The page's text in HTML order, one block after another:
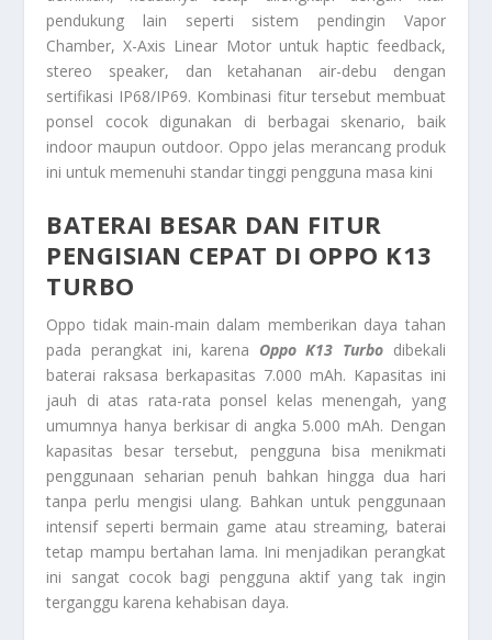
pendukung lain seperti sistem pendingin Vapor
Chamber, X-Axis Linear Motor untuk haptic feedback,
stereo speaker, dan ketahanan air-debu dengan
sertifikasi IP68/IP69. Kombinasi fitur tersebut membuat
ponsel cocok digunakan di berbagai skenario, baik
indoor maupun outdoor. Oppo jelas merancang produk
ini untuk memenuhi standar tinggi pengguna masa kini
BATERAI BESAR DAN FITUR
PENGISIAN CEPAT DI OPPO K13
TURBO
Oppo tidak main-main dalam memberikan daya tahan
pada perangkat ini, karena Oppo K13 Turbo dibekali
baterai raksasa berkapasitas 7.000 mAh. Kapasitas ini
jauh di atas rata-rata ponsel kelas menengah, yang
umumnya hanya berkisar di angka 5.000 mAh. Dengan
kapasitas besar tersebut, pengguna bisa menikmati
penggunaan seharian penuh bahkan hingga dua hari
tanpa perlu mengisi ulang. Bahkan untuk penggunaan
intensif seperti bermain game atau streaming, baterai
tetap mampu bertahan lama. Ini menjadikan perangkat
ini sangat cocok bagi pengguna aktif yang tak ingin
terganggu karena kehabisan daya.